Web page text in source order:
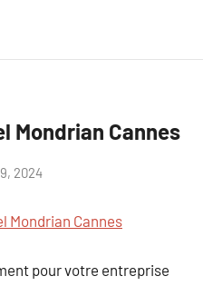
Mondrian Cannes
2024
Mondrian Cannes
pour votre entreprise